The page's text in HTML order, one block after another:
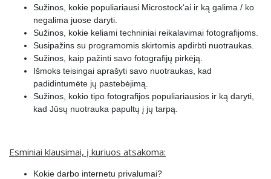
Kas yra fotografijų pirkėjas. Kas diktuoja madas?
26. Temų pasirinkimas ir nišų paieškos 0:11:02
27. Svarbu žinoti
Pardavimų diapazonas
29. Mokymo santrauka 0:06:52
Sužinos, kokie populiariausi Microstock‘ai ir ką galima / ko
negalima juose daryti.
Sužinos, kokie keliami techniniai reikalavimai fotografijoms.
Susipažins su programomis skirtomis apdirbti nuotraukas.
Sužinos, kaip pažinti savo fotografijų pirkėją.
Išmoks teisingai aprašyti savo nuotraukas, kad
padidintumėte jų pastebėjimą.
Sužinos, kokio tipo fotografijos populiariausios ir ką daryti,
kad Jūsų nuotrauka papultų į jų tarpą.
Esminiai klausimai, į kuriuos atsakoma:
Kokie darbo internetu privalumai?